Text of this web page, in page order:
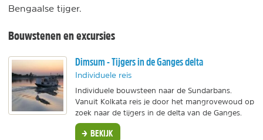
Bengaalse tijger.
Bouwstenen en excursies
Dimsum - Tijgers in de Ganges delta
Individuele reis
Individuele bouwsteen naar de Sundarbans.
Vanuit Kolkata reis je door het mangrovewoud op
zoek naar de tijgers in de delta van de Ganges.
BEKIJK